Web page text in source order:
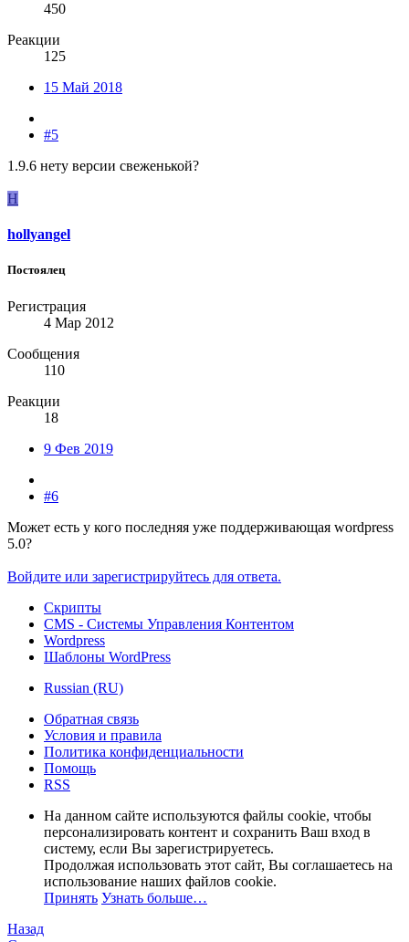
450
Реакции
125
15 Май 2018
#5
1.9.6 нету версии свеженькой?
H
hollyangel
Постоялец
Регистрация
4 Мар 2012
Сообщения
110
Реакции
18
9 Фев 2019
#6
Может есть у кого последняя уже поддерживающая wordpress
5.0?
Войдите или зарегистрируйтесь для ответа.
Скрипты
CMS - Системы Управления Контентом
Wordpress
Шаблоны WordPress
Russian (RU)
Обратная связь
Условия и правила
Политика конфиденциальности
Помощь
RSS
На данном сайте используются файлы cookie, чтобы
персонализировать контент и сохранить Ваш вход в
систему, если Вы зарегистрируетесь.
Продолжая использовать этот сайт, Вы соглашаетесь на
использование наших файлов cookie.
Принять Узнать больше…
Назад